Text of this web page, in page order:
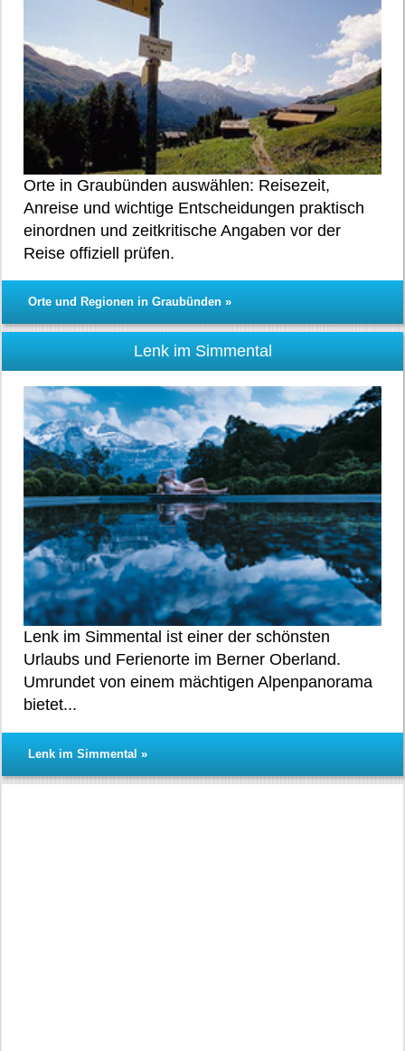
Orte in Graubünden auswählen: Reisezeit,
Anreise und wichtige Entscheidungen praktisch
einordnen und zeitkritische Angaben vor der
Reise offiziell prüfen.
Orte und Regionen in Graubünden »
Lenk im Simmental
Lenk im Simmental ist einer der schönsten
Urlaubs und Ferienorte im Berner Oberland.
Umrundet von einem mächtigen Alpenpanorama
bietet...
Lenk im Simmental »